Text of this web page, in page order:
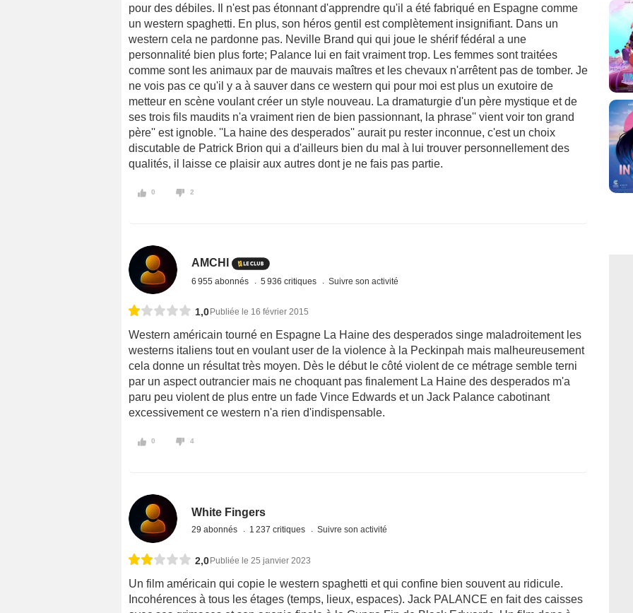
pour des débiles. Il n'est pas étonnant d'apprendre qu'il a été fabriqué en Espagne comme
un western spaghetti. En plus, son héros gentil est complètement insignifiant. Dans un
western cela ne pardonne pas. Neville Brand qui qui joue le shérif fédéral a une
personnalité bien plus forte; Palance lui en fait vraiment trop. Les femmes sont traitées
comme sont les animaux par de mauvais maîtres et les chevaux n'arrêtent pas de tomber. Je
ne vois pas ce qu'il y a à sauver dans ce western qui pour moi est plus un exutoire de
metteur en scène voulant créer un style nouveau. La dramaturgie d'un père mystique et de
ses trois fils maudits n'a vraiment rien de bien passionnant, la phrase'' vient voir ton grand
père'' est ignoble. ''La haine des desperados'' aurait pu rester inconnue, c'est un choix
discutable de Patrick Brion qui a d'ailleurs bien du mal à lui trouver personnellement des
qualités, il laisse ce plaisir aux autres dont je ne fais pas partie.
0 2
AMCHI
6 955 abonnés 5 936 critiques Suivre son activité
1,0 Publiée le 16 février 2015
Western américain tourné en Espagne La Haine des desperados singe maladroitement les
westerns italiens tout en voulant user de la violence à la Peckinpah mais malheureusement
cela donne un résultat très moyen. Dès le début le côté violent de ce métrage semble terni
par un aspect outrancier mais ne choquant pas finalement La Haine des desperados m'a
paru peu violent de plus entre un fade Vince Edwards et un Jack Palance cabotinant
excessivement ce western n'a rien d'indispensable.
0 4
White Fingers
29 abonnés 1 237 critiques Suivre son activité
2,0 Publiée le 25 janvier 2023
Un film américain qui copie le western spaghetti et qui confine bien souvent au ridicule.
Incohérences à tous les étages (temps, lieux, espaces). Jack PALANCE en fait des caisses